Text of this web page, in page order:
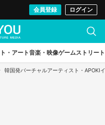
会員登録 ログイン
・アート音楽・映像ゲームストリート
韓国発バーチャルアーティスト・